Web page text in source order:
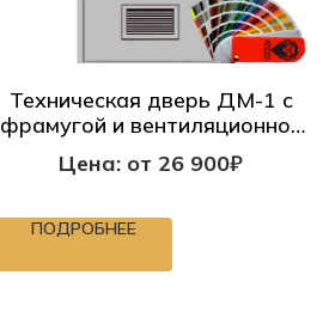
Техническая дверь ДМ-1 с
фрамугой и вентиляционной
решеткой
Цена: от 26 900₽
ПОДРОБНЕЕ